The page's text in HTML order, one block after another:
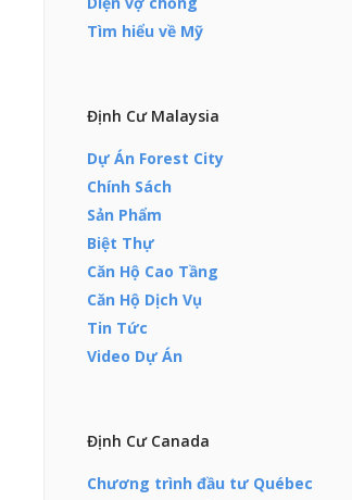
Tìm hiểu về Mỹ
Định Cư Malaysia
Dự Án Forest City
Chính Sách
Sản Phẩm
Biệt Thự
Căn Hộ Cao Tầng
Căn Hộ Dịch Vụ
Tin Tức
Video Dự Án
Định Cư Canada
Chương trình đầu tư Québec